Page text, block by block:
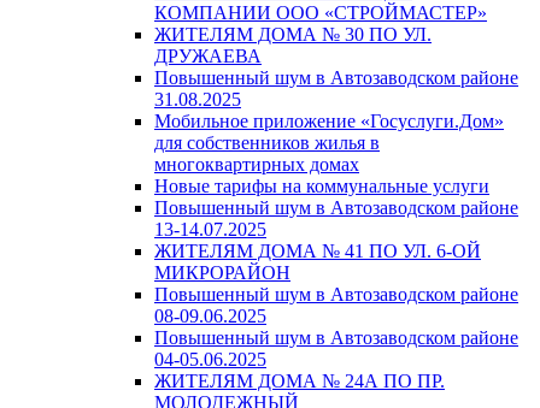
КОМПАНИИ ООО «СТРОЙМАСТЕР»
ЖИТЕЛЯМ ДОМА № 30 ПО УЛ.
ДРУЖАЕВА
Повышенный шум в Автозаводском районе
31.08.2025
Мобильное приложение «Госуслуги.Дом»
для собственников жилья в
многоквартирных домах
Новые тарифы на коммунальные услуги
Повышенный шум в Автозаводском районе
13-14.07.2025
ЖИТЕЛЯМ ДОМА № 41 ПО УЛ. 6-ОЙ
МИКРОРАЙОН
Повышенный шум в Автозаводском районе
08-09.06.2025
Повышенный шум в Автозаводском районе
04-05.06.2025
ЖИТЕЛЯМ ДОМА № 24А ПО ПР.
МОЛОДЕЖНЫЙ